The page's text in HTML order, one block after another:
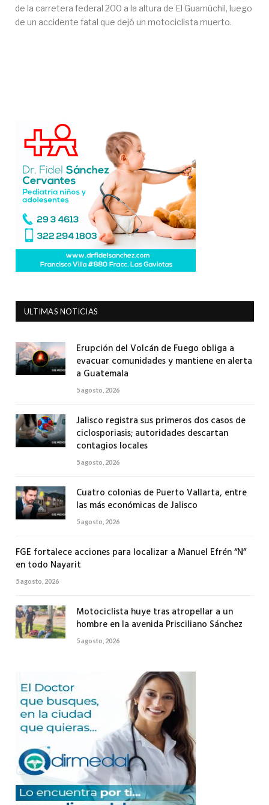
de la carretera federal 200 a la altura de El Guamúchil, luego
de un accidente fatal que dejó un motociclista muerto.
ULTIMAS NOTICIAS
Erupción del Volcán de Fuego obliga a
evacuar comunidades y mantiene en alerta
a Guatemala
5 agosto, 2026
Jalisco registra sus primeros dos casos de
ciclosporiasis; autoridades descartan
contagios locales
5 agosto, 2026
Cuatro colonias de Puerto Vallarta, entre
las más económicas de Jalisco
5 agosto, 2026
FGE fortalece acciones para localizar a Manuel Efrén “N”
en todo Nayarit
5 agosto, 2026
Motociclista huye tras atropellar a un
hombre en la avenida Prisciliano Sánchez
5 agosto, 2026